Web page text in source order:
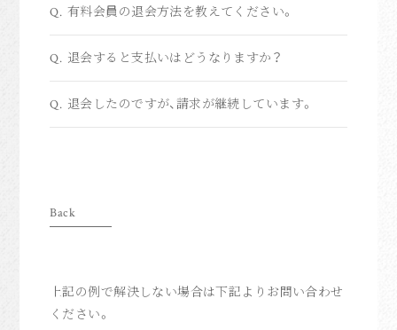
Login
Home
Q. 有料会員の退会方法を教えてください。
Q. 退会すると支払いはどうなりますか？
Q. 退会したのですが、請求が継続しています。
上記の例で解決しない場合は下記よりお問い合わせ
ください。